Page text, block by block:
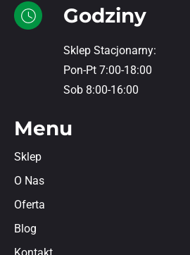
Godziny
Sklep Stacjonarny:
Pon-Pt 7:00-18:00
Sob 8:00-16:00
Menu
Sklep
O Nas
Oferta
Blog